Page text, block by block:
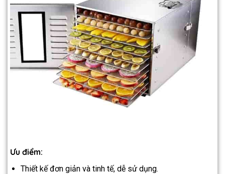
Ưu điểm:
Thiết kế đơn giản và tinh tế, dễ sử dụng.